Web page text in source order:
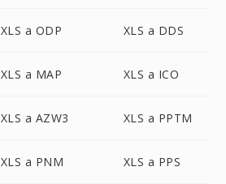
XLS a ODP XLS a DDS
XLS a MAP XLS a ICO
XLS a AZW3 XLS a PPTM
XLS a PNM XLS a PPS